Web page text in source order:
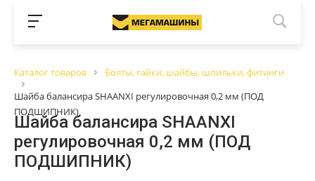
Каталог товаров
Болты, гайки, шайбы, шпильки, фитинги
Шайба балансира SHAANXI регулировочная 0,2 мм (ПОД
ПОДШИПНИК)
Шайба балансира SHAANXI
регулировочная 0,2 мм (ПОД
ПОДШИПНИК)